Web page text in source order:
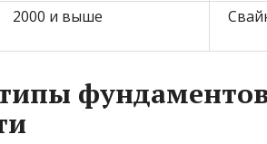
2000 и выше